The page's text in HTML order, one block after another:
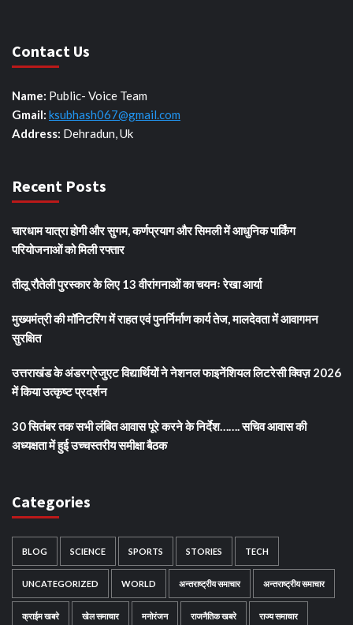
Contact Us
Name: Public- Voice Team
Gmail: ksubhash067@gmail.com
Address: Dehradun, Uk
Recent Posts
चारधाम यात्रा होगी और सुगम, कर्णप्रयाग और सिमली में आधुनिक पार्किंग
परियोजनाओं को मिली रफ्तार
तीलू रौतेली पुरस्कार के लिए 13 वीरांगनाओं का चयनः रेखा आर्या
मुख्यमंत्री की मॉनिटरिंग में राहत एवं पुनर्निर्माण कार्य तेज, मालदेवता में आवागमन
सुरक्षित
उत्तराखंड के अंडरग्रेजुएट विद्यार्थियों ने नेशनल फाइनेंशियल लिटरेसी क्विज़ 2026
में किया उत्कृष्ट प्रदर्शन
30 सितंबर तक सभी लंबित आवास पूरे करने के निर्देश……. सचिव आवास की
अध्यक्षता में हुई उच्चस्तरीय समीक्षा बैठक
Categories
BLOG SCIENCE SPORTS STORIES TECH
UNCATEGORIZED WORLD अन्तराष्ट्रीय समाचार अन्तराष्ट्रीय समाचार
क्राईम खबरे खेल समाचार मनोरंजन राजनैतिक खबरे राज्य समाचार